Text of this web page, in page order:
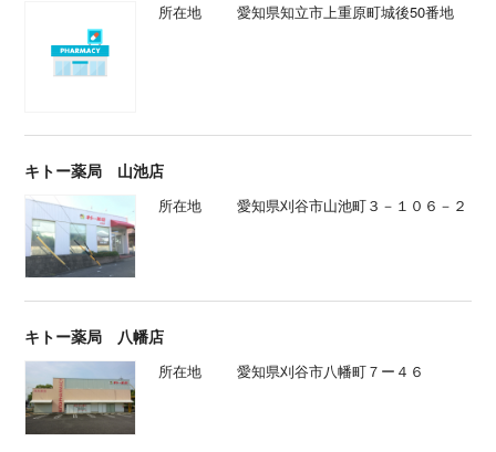
所在地 愛知県知立市上重原町城後50番地
キトー薬局 山池店
所在地 愛知県刈谷市山池町３－１０６－２
キトー薬局 八幡店
所在地 愛知県刈谷市八幡町７ー４６